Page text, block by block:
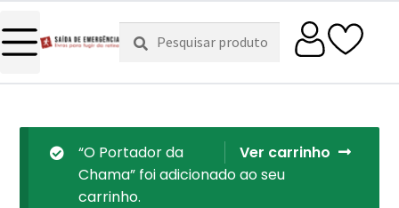
Pesquisar
por:
Pesquisa
Ver carrinho
“O Portador da
Chama” foi adicionado ao seu
carrinho.